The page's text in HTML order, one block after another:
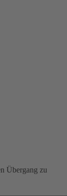
Übergang zu